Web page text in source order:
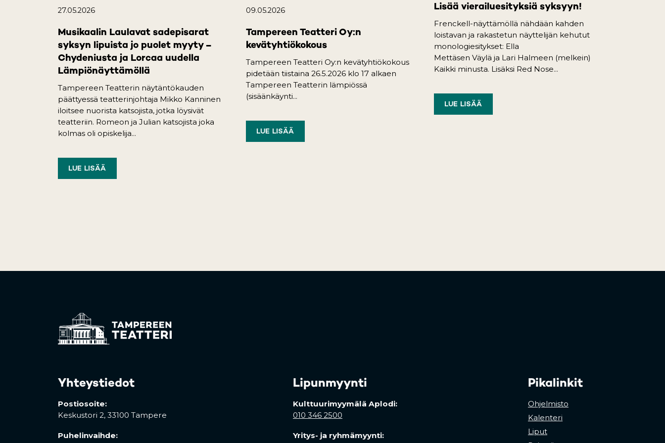
27.05.2026
Musikaalin Laulavat sadepisarat
syksyn lipuista jo puolet myyty –
Chydeniusta ja Lorcaa uudella
Lämpiönäyttämöllä
Tampereen Teatterin näytäntökauden
päättyessä teatterinjohtaja Mikko Kanninen
iloitsee nuorista katsojista, jotka löysivät
teatteriin. Romeon ja Julian katsojista joka
kolmas oli opiskelija...
LUE LISÄÄ
09.05.2026
Tampereen Teatteri Oy:n
kevätyhtiökokous
Tampereen Teatteri Oy:n kevätyhtiökokous
pidetään tiistaina 26.5.2026 klo 17 alkaen
Tampereen Teatterin lämpiössä
(sisäänkäynti...
LUE LISÄÄ
Lisää vierailuesityksiä syksyyn!
Frenckell-näyttämöllä nähdään kahden
loistavan ja rakastetun näyttelijän kehutut
monologiesitykset: Ella
Mettäsen Väylä ja Lari Halmeen (melkein)
Kaikki minusta. Lisäksi Red Nose...
LUE LISÄÄ
Yhteystiedot
Postiosoite:
Keskustori 2, 33100 Tampere
Puhelinvaihde:
Lipunmyynti
Kulttuurimyymälä Aplodi:
010 346 2500
Yritys- ja ryhmämyynti:
Pikalinkit
Ohjelmisto
Kalenteri
Liput